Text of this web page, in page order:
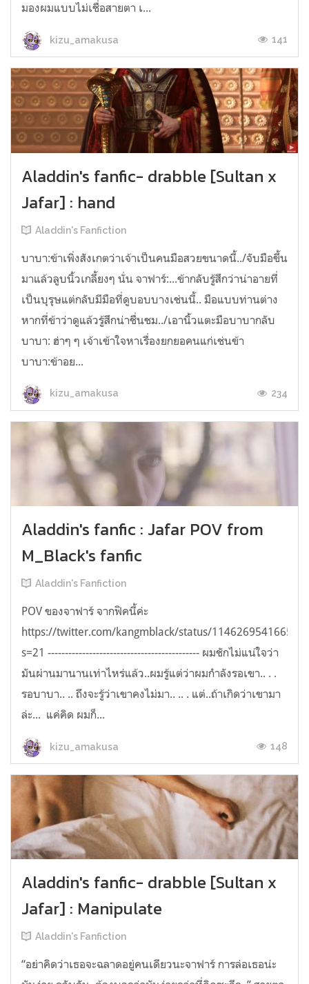
มองผมแบบไม่เชื่อสายตา เ...
kizu_amakusa 141
Aladdin's fanfic- drabble [Sultan x
Jafar] : hand
Aladdin's Fanfiction
บาบา:ข้าเพิ่งสังเกตว่าเจ้าเป็นคนมือสวยขนาดนี้../จับมือขึ้น
มาแล้วลูบนิ้วเกลี้ยงๆ นั่น จาฟาร์:...ข้ากลับรู้สึกว่าน่าอายที่
เป็นบุรุษแต่กลับมีมือที่ดูบอบบางเช่นนี้.. มือแบบท่านต่าง
หากที่ข้าว่าดูแล้วรู้สึกน่าชื่นชม../เอานิ้วแตะมือบาบากลับ
บาบา: ฮ่าๆ ๆ เจ้าเข้าใจหาเรื่องยกยอคนแก่เช่นข้า
บาบา:ข้าอย...
kizu_amakusa 234
Aladdin's fanfic : Jafar POV from
M_Black's fanfic
Aladdin's Fanfiction
POV ของจาฟาร์ จากฟิคนี้ค่ะ​​
https://twitter.com/kangmblack/status/
s=21 -------------------------------------------- ผมชักไม่แน่ใจว่า
มันผ่านมานานเท่าไหร่แล้ว..ผมรู้แต่ว่าผมกำลังรอเขา.. . .
รอบาบา.. .. ถึงจะรู้ว่าเขาคงไม่มา.. .. . แต่..ถ้าเกิดว่าเขามา
ล่ะ... ​ แค่คิด ผมก็...
kizu_amakusa 148
Aladdin's fanfic- drabble [Sultan x
Jafar] : Manipulate
Aladdin's Fanfiction
“อย่าคิดว่าเธอจะฉลาดอยู่คนเดียวนะจาฟาร์ การล่อเธอน่ะ